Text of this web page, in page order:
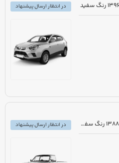
در انتظار ارسال پیشنهاد
مزایده دولتی خودرو وانت پیکان مدل 1388 رنگ سفید شیری
در انتظار ارسال پیشنهاد